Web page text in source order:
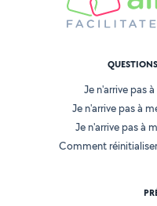
Je n'arrive pas
Je n'arrive pas à
Je n'arrive pas à
Comment